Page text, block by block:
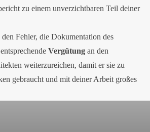
zu einem unverzichtbaren Teil deiner
Fehler, die Dokumentation des
Vergütung an den
weiterzureichen, damit er sie zu
gebraucht und mit deiner Arbeit großes